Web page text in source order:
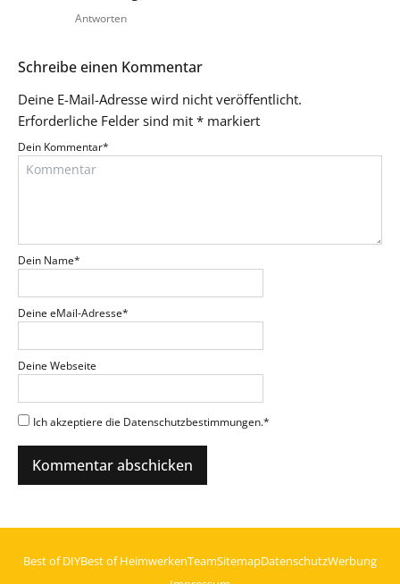
Antworten
Schreibe einen Kommentar
Deine E-Mail-Adresse wird nicht veröffentlicht.
Erforderliche Felder sind mit * markiert
Dein Kommentar*
Dein Name*
Deine eMail-Adresse*
Deine Webseite
Ich akzeptiere die Datenschutzbestimmungen.*
Best of DIYBest of HeimwerkenTeamSitemapDatenschutzWerbung